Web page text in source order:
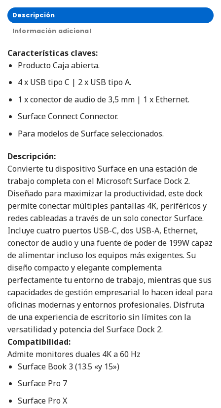
Descripción
Información adicional
Características claves:
Producto Caja abierta.
4 x USB tipo C | 2 x USB tipo A.
1 x conector de audio de 3,5 mm | 1 x Ethernet.
Surface Connect Connector.
Para modelos de Surface seleccionados.
Descripción:
Convierte tu dispositivo Surface en una estación de
trabajo completa con el Microsoft Surface Dock 2.
Diseñado para maximizar la productividad, este dock
permite conectar múltiples pantallas 4K, periféricos y
redes cableadas a través de un solo conector Surface.
Incluye cuatro puertos USB-C, dos USB-A, Ethernet,
conector de audio y una fuente de poder de 199W capaz
de alimentar incluso los equipos más exigentes. Su
diseño compacto y elegante complementa
perfectamente tu entorno de trabajo, mientras que sus
capacidades de gestión empresarial lo hacen ideal para
oficinas modernas y entornos profesionales. Disfruta
de una experiencia de escritorio sin límites con la
versatilidad y potencia del Surface Dock 2.
Compatibilidad:
Admite monitores duales 4K a 60 Hz
Surface Book 3 (13.5 «y 15»)
Surface Pro 7
Surface Pro X